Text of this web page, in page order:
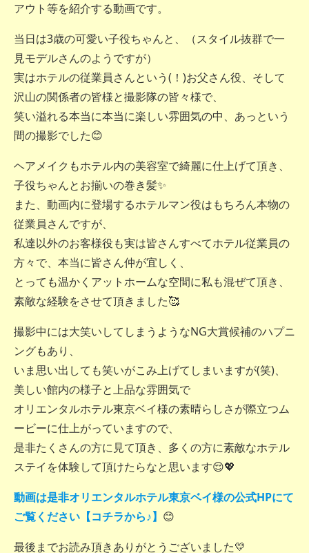
アウト等を紹介する動画です。
当日は3歳の可愛い子役ちゃんと、（スタイル抜群で一
見モデルさんのようですが）
実はホテルの従業員さんという(！)お父さん役、そして
沢山の関係者の皆様と撮影隊の皆々様で、
笑い溢れる本当に本当に楽しい雰囲気の中、あっという
間の撮影でした😊
ヘアメイクもホテル内の美容室で綺麗に仕上げて頂き、
子役ちゃんとお揃いの巻き髪✨
また、動画内に登場するホテルマン役はもちろん本物の
従業員さんですが、
私達以外のお客様役も実は皆さんすべてホテル従業員の
方々で、本当に皆さん仲が宜しく、
とっても温かくアットホームな空間に私も混ぜて頂き、
素敵な経験をさせて頂きました🥰
撮影中には大笑いしてしまうようなNG大賞候補のハプニ
ングもあり、
いま思い出しても笑いがこみ上げてしまいますが(笑)、
美しい館内の様子と上品な雰囲気で
オリエンタルホテル東京ベイ様の素晴らしさが際立つム
ービーに仕上がっていますので、
是非たくさんの方に見て頂き、多くの方に素敵なホテル
ステイを体験して頂けたらなと思います😌💖
動画は是非オリエンタルホテル東京ベイ様の公式HPにて
ご覧ください【コチラから♪】 😊
最後までお読み頂きありがとうございました💛